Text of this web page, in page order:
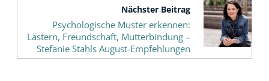
Nächster Beitrag
Psychologische Muster erkennen:
Lästern, Freundschaft, Mutterbindung –
Stefanie Stahls August-Empfehlungen